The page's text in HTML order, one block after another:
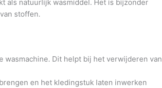
als natuurlijk wasmiddel. Het is bijzonder
stoffen.
wasmachine. Dit helpt bij het verwijderen van
en het kledingstuk laten inwerken